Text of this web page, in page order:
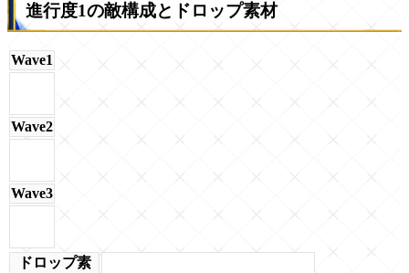
進行度1の敵構成とドロップ素材
Wave1
Wave2
Wave3
ドロップ素